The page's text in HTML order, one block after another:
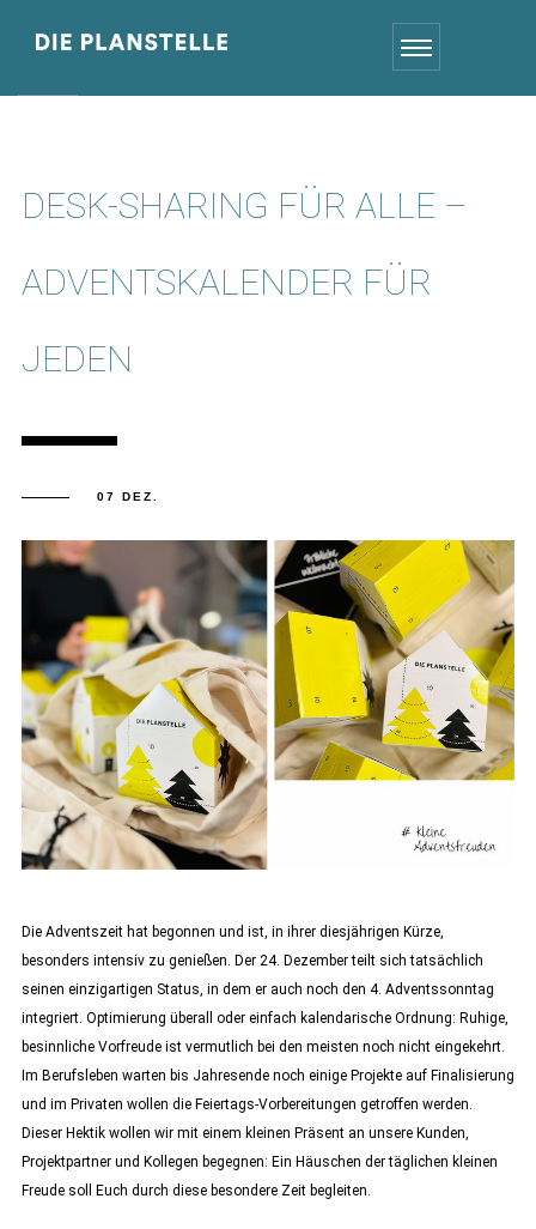
DESK-SHARING FÜR ALLE –
ADVENTSKALENDER FÜR
JEDEN
07 DEZ.
Die Adventszeit hat begonnen und ist, in ihrer diesjährigen Kürze,
besonders intensiv zu genießen. Der 24. Dezember teilt sich tatsächlich
seinen einzigartigen Status, in dem er auch noch den 4. Adventssonntag
integriert. Optimierung überall oder einfach kalendarische Ordnung: Ruhige,
besinnliche Vorfreude ist vermutlich bei den meisten noch nicht eingekehrt.
Im Berufsleben warten bis Jahresende noch einige Projekte auf Finalisierung
und im Privaten wollen die Feiertags-Vorbereitungen getroffen werden.
Dieser Hektik wollen wir mit einem kleinen Präsent an unsere Kunden,
Projektpartner und Kollegen begegnen: Ein Häuschen der täglichen kleinen
Freude soll Euch durch diese besondere Zeit begleiten.